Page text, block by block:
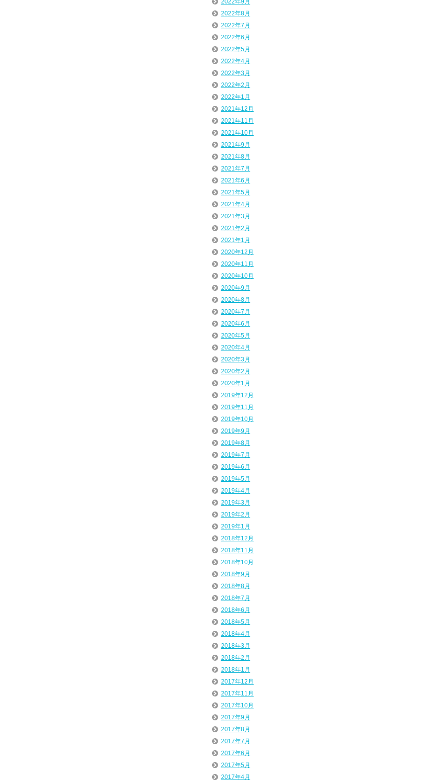
2022年9月
2022年8月
2022年7月
2022年6月
2022年5月
2022年4月
2022年3月
2022年2月
2022年1月
2021年12月
2021年11月
2021年10月
2021年9月
2021年8月
2021年7月
2021年6月
2021年5月
2021年4月
2021年3月
2021年2月
2021年1月
2020年12月
2020年11月
2020年10月
2020年9月
2020年8月
2020年7月
2020年6月
2020年5月
2020年4月
2020年3月
2020年2月
2020年1月
2019年12月
2019年11月
2019年10月
2019年9月
2019年8月
2019年7月
2019年6月
2019年5月
2019年4月
2019年3月
2019年2月
2019年1月
2018年12月
2018年11月
2018年10月
2018年9月
2018年8月
2018年7月
2018年6月
2018年5月
2018年4月
2018年3月
2018年2月
2018年1月
2017年12月
2017年11月
2017年10月
2017年9月
2017年8月
2017年7月
2017年6月
2017年5月
2017年4月